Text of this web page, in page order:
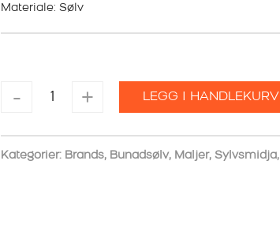
VAR:
2.059,00 KR.1.647,20 KR.
Materiale: Sølv
-
MALJER
FILIGRAN
GAMMELFORGYLT
antall
+ LEGG I HANDLEKURV
Kategorier: Brands, Bunadsølv, Maljer, Sylvsmidja,